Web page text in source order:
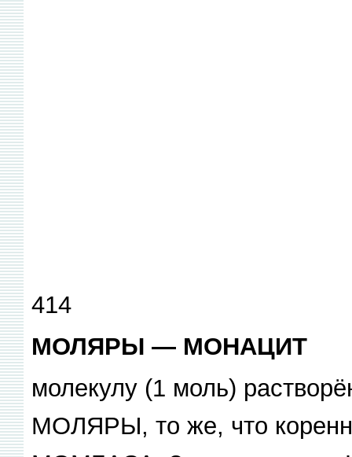
414
МОЛЯРЫ — МОНАЦИТ
молекулу (1 моль)
МОЛЯРЫ, то же, что